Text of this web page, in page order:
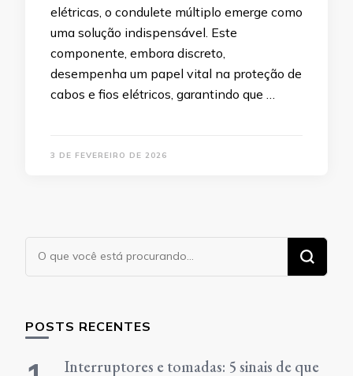
elétricas, o condulete múltiplo emerge como
uma solução indispensável. Este
componente, embora discreto,
desempenha um papel vital na proteção de
cabos e fios elétricos, garantindo que …
3 DE FEVEREIRO DE 2026
Procurando
algo?
POSTS RECENTES
Interruptores e tomadas: 5 sinais de que